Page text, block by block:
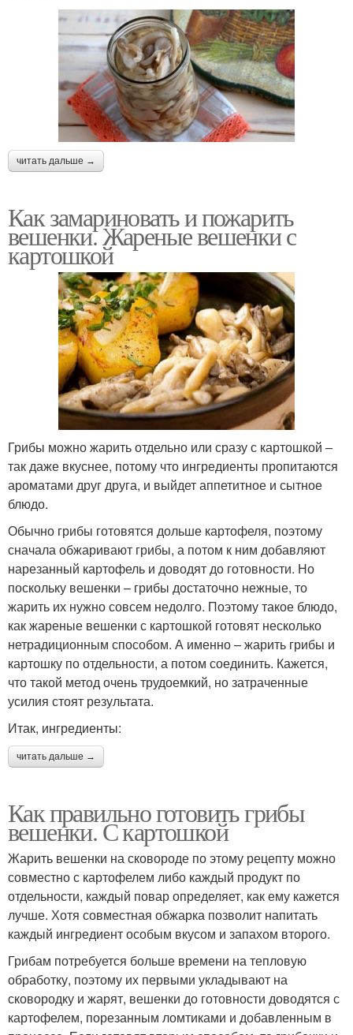
читать дальше →
Как замариновать и пожарить
вешенки. Жареные вешенки с
картошкой
Грибы можно жарить отдельно или сразу с картошкой –
так даже вкуснее, потому что ингредиенты пропитаются
ароматами друг друга, и выйдет аппетитное и сытное
блюдо.
Обычно грибы готовятся дольше картофеля, поэтому
сначала обжаривают грибы, а потом к ним добавляют
нарезанный картофель и доводят до готовности. Но
поскольку вешенки – грибы достаточно нежные, то
жарить их нужно совсем недолго. Поэтому такое блюдо,
как жареные вешенки с картошкой готовят несколько
нетрадиционным способом. А именно – жарить грибы и
картошку по отдельности, а потом соединить. Кажется,
что такой метод очень трудоемкий, но затраченные
усилия стоят результата.
Итак, ингредиенты:
читать дальше →
Как правильно готовить грибы
вешенки. С картошкой
Жарить вешенки на сковороде по этому рецепту можно
совместно с картофелем либо каждый продукт по
отдельности, каждый повар определяет, как ему кажется
лучше. Хотя совместная обжарка позволит напитать
каждый ингредиент особым вкусом и запахом второго.
Грибам потребуется больше времени на тепловую
обработку, поэтому их первыми укладывают на
сковородку и жарят, вешенки до готовности доводятся с
картофелем, порезанным ломтиками и добавленным в